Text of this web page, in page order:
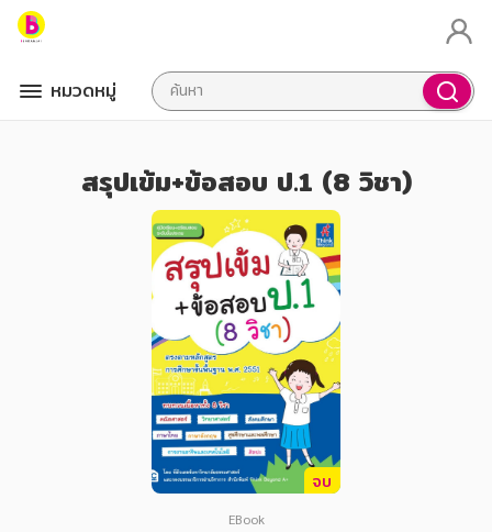
หมวดหมู่
สรุปเข้ม+ข้อสอบ ป.1 (8 วิชา)
จบ
EBook